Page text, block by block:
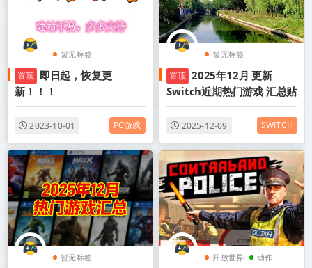
暂无标签
置顶 即日起，恢复更
新！！！
2023-10-01 PC游戏
暂无标签
置顶 2025年12月 更新
Switch近期热门游戏 汇总贴
2025-12-09 SWITCH
暂无标签 开放世界 动作